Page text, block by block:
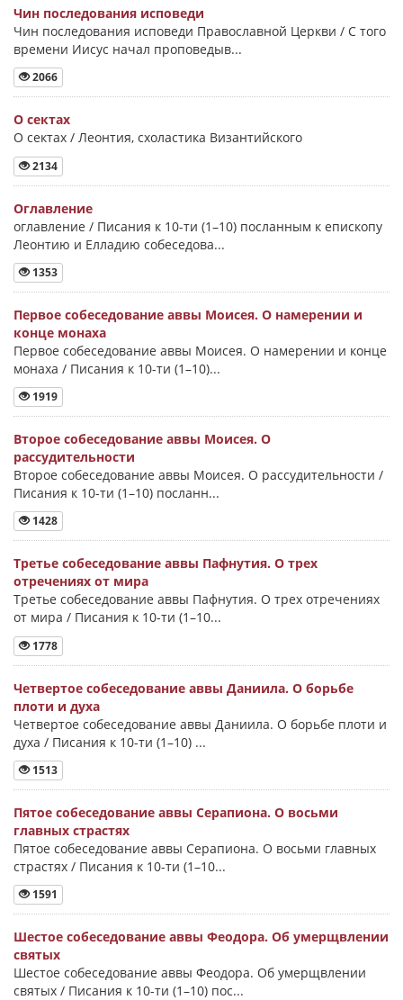
Чин последования исповеди
Чин последования исповеди Православной Церкви / С того
времени Иисус начал проповедыв...
2066
О сектах
О сектах / Леонтия, схоластика Византийского
2134
Оглавление
оглавление / Писания к 10-ти (1–10) посланным к епископу
Леонтию и Елладию собеседова...
1353
Первое собеседование аввы Моисея. О намерении и
конце монаха
Первое собеседование аввы Моисея. О намерении и конце
монаха / Писания к 10-ти (1–10)...
1919
Второе собеседование аввы Моисея. О
рассудительности
Второе собеседование аввы Моисея. О рассудительности /
Писания к 10-ти (1–10) посланн...
1428
Третье собеседование аввы Пафнутия. О трех
отречениях от мира
Третье собеседование аввы Пафнутия. О трех отречениях
от мира / Писания к 10-ти (1–10...
1778
Четвертое собеседование аввы Даниила. О борьбе
плоти и духа
Четвертое собеседование аввы Даниила. О борьбе плоти и
духа / Писания к 10-ти (1–10) ...
1513
Пятое собеседование аввы Серапиона. О восьми
главных страстях
Пятое собеседование аввы Серапиона. О восьми главных
страстях / Писания к 10-ти (1–10...
1591
Шестое собеседование аввы Феодора. Об умерщвлении
святых
Шестое собеседование аввы Феодора. Об умерщвлении
святых / Писания к 10-ти (1–10) пос...